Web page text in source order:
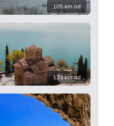
105 km od
133 km od